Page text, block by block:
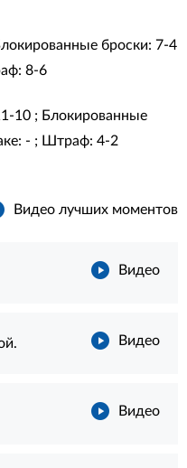
броски: 7-4
8-6
10 ; Блокированные
- ; Штраф: 4-2
Видео лучших моментов
Видео
Видео
Видео